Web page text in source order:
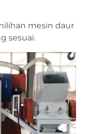
mesin daur
sesuai.